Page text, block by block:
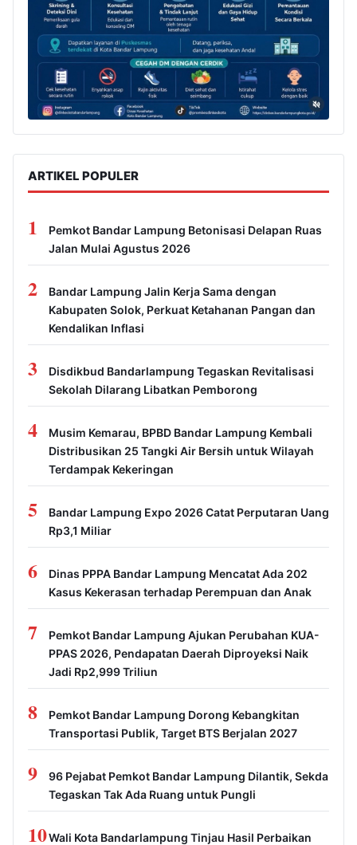
ARTIKEL POPULER
1
Pemkot Bandar Lampung Betonisasi Delapan Ruas
Jalan Mulai Agustus 2026
2
Bandar Lampung Jalin Kerja Sama dengan
Kabupaten Solok, Perkuat Ketahanan Pangan dan
Kendalikan Inflasi
3
Disdikbud Bandarlampung Tegaskan Revitalisasi
Sekolah Dilarang Libatkan Pemborong
4
Musim Kemarau, BPBD Bandar Lampung Kembali
Distribusikan 25 Tangki Air Bersih untuk Wilayah
Terdampak Kekeringan
5
Bandar Lampung Expo 2026 Catat Perputaran Uang
Rp3,1 Miliar
6
Dinas PPPA Bandar Lampung Mencatat Ada 202
Kasus Kekerasan terhadap Perempuan dan Anak
7
Pemkot Bandar Lampung Ajukan Perubahan KUA-
PPAS 2026, Pendapatan Daerah Diproyeksi Naik
Jadi Rp2,999 Triliun
8
Pemkot Bandar Lampung Dorong Kebangkitan
Transportasi Publik, Target BTS Berjalan 2027
9
96 Pejabat Pemkot Bandar Lampung Dilantik, Sekda
Tegaskan Tak Ada Ruang untuk Pungli
10Wali Kota Bandarlampung Tinjau Hasil Perbaikan